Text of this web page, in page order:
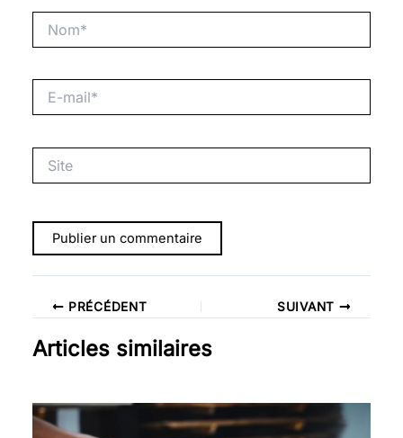
mail*
PRÉCÉDENT SUIVANT
Articles similaires